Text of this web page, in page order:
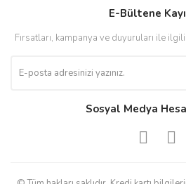
E-Bültene
Fırsatları, kampanya ve duyuruları ile
Sosyal Medya